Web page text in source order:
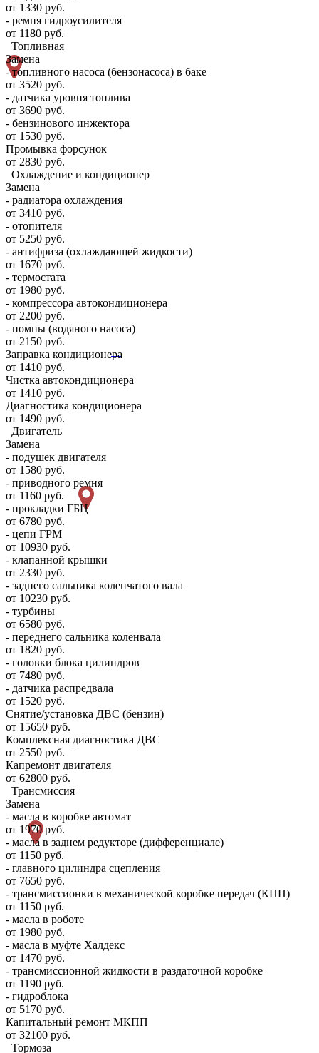
от 1330 руб.
- ремня гидроусилителя
от 1180 руб.
Топливная
Замена
- топливного насоса (бензонасоса) в баке
от 3520 руб.
- датчика уровня топлива
от 3690 руб.
- бензинового инжектора
от 1530 руб.
Промывка форсунок
от 2830 руб.
Охлаждение и кондиционер
Замена
- радиатора охлаждения
от 3410 руб.
- отопителя
от 5250 руб.
- антифриза (охлаждающей жидкости)
от 1670 руб.
- термостата
от 1980 руб.
- компрессора автокондиционера
от 2200 руб.
- помпы (водяного насоса)
от 2150 руб.
Заправка кондиционера
от 1410 руб.
Чистка автокондиционера
от 1410 руб.
Диагностика кондиционера
от 1490 руб.
Двигатель
Замена
- подушек двигателя
от 1580 руб.
- приводного ремня
от 1160 руб.
- прокладки ГБЦ
от 6780 руб.
- цепи ГРМ
от 10930 руб.
- клапанной крышки
от 2330 руб.
- заднего сальника коленчатого вала
от 10230 руб.
- турбины
от 6580 руб.
- переднего сальника коленвала
от 1820 руб.
- головки блока цилиндров
от 7480 руб.
- датчика распредвала
от 1520 руб.
Снятие/установка ДВС (бензин)
от 15650 руб.
Комплексная диагностика ДВС
от 2550 руб.
Капремонт двигателя
от 62800 руб.
Трансмиссия
Замена
- масла в коробке автомат
от 1970 руб.
- масла в заднем редукторе (дифференциале)
от 1150 руб.
- главного цилиндра сцепления
от 7650 руб.
- трансмиссионки в механической коробке передач (КПП)
от 1150 руб.
- масла в роботе
от 1980 руб.
- масла в муфте Халдекс
от 1470 руб.
- трансмиссионной жидкости в раздаточной коробке
от 1190 руб.
- гидроблока
от 5170 руб.
Капитальный ремонт МКПП
от 32100 руб.
Тормоза